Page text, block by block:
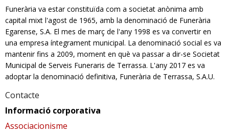
CEMENTIRI
SERVEIS DE CREMATORI
SERVEIS DE CEMENTIRI
NOTÍCIES
ACCIONS
EMPRESA
CONTACTE
INFORMACIÓ CORPORATIVA
RESPONSABILITAT SOCIAL
Funerària va estar constituïda com a societat anònima amb
capital mixt l'agost de 1965, amb la denominació de Funerària
Egarense, S.A. El mes de març de l'any 1998 es va convertir en
una empresa íntegrament municipal. La denominació social es va
mantenir fins a 2009, moment en què va passar a dir-se Societat
Municipal de Serveis Funeraris de Terrassa. L'any 2017 es va
adoptar la denominació definitiva, Funerària de Terrassa, S.A.U.
Contacte
Informació corporativa
Associacionisme